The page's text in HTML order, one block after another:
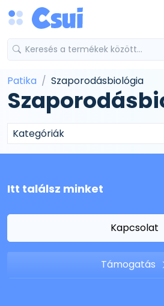
Patika Szaporodásbiológia
Kategóriák
Itt találsz minket
Kapcsolat
Támogatás